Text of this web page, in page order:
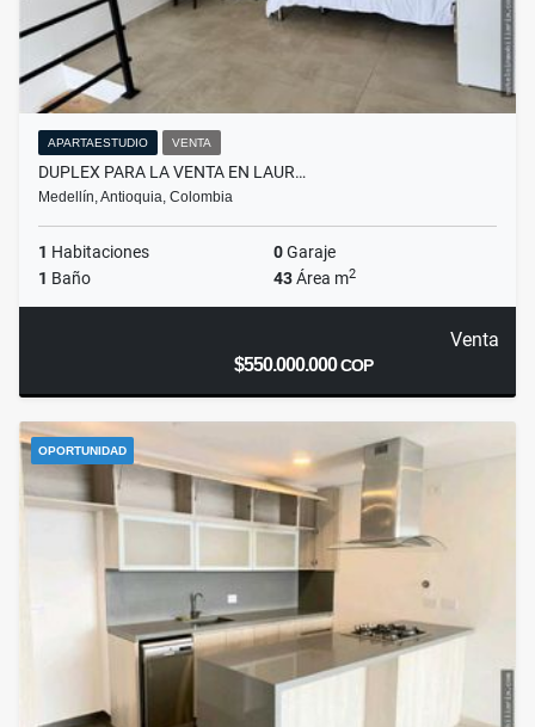
APARTAESTUDIO VENTA
DUPLEX PARA LA VENTA EN LAUR…
Medellín, Antioquia, Colombia
1 Habitaciones 0Garaje
1 Baño 43Área m2
Venta
$550.000.000COP
OPORTUNIDAD